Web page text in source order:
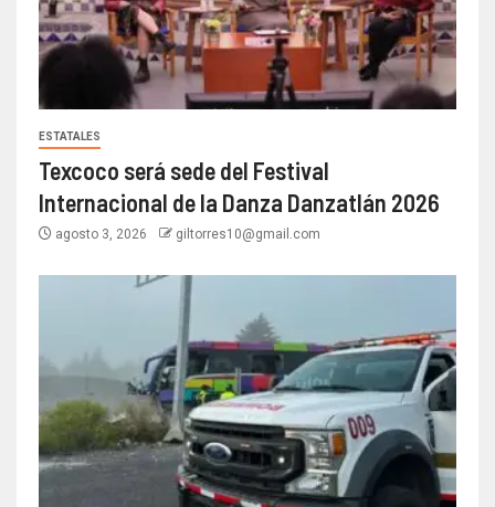
ESTATALES
Texcoco será sede del Festival
Internacional de la Danza Danzatlán 2026
agosto 3, 2026 giltorres10@gmail.com